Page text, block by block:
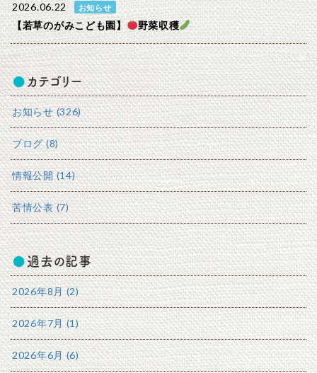
2026.06.22 お知らせ
【若草のがみこども園】 野菜収穫
カテゴリー
お知らせ (326)
ブログ (8)
情報公開 (14)
苦情公表 (7)
過去の記事
2026年8月 (2)
2026年7月 (1)
2026年6月 (6)